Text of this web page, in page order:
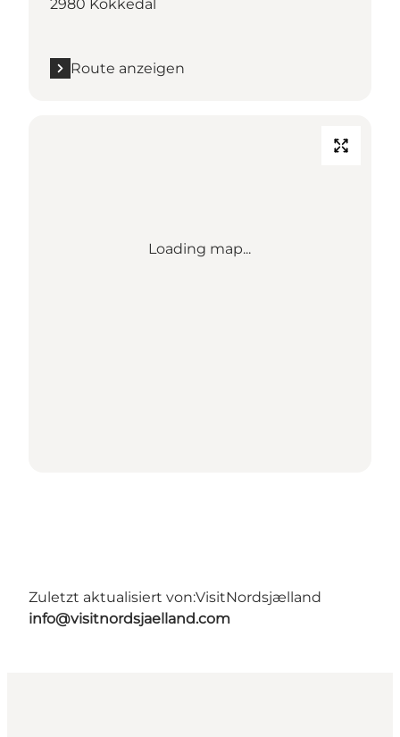
2980 Kokkedal
Route anzeigen
Loading map...
Zuletzt aktualisiert von:VisitNordsjælland
info@visitnordsjaelland.com